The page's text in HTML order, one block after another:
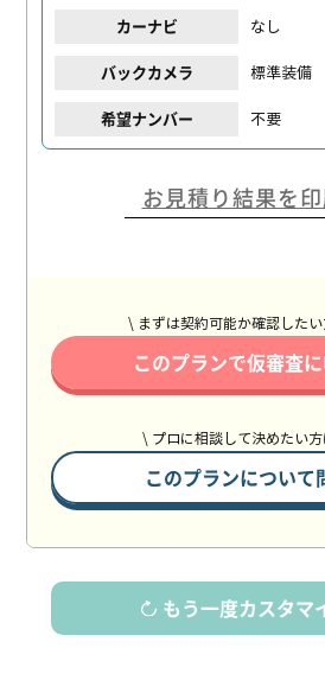
カーナビ なし
バックカメラ 標準装備
希望ナンバー 不要
お見積り結果を
\ まずは契約可能か確認した
このプランで仮審査
\ プロに相談して決めたい
このプランについて
もう一度カスタマ